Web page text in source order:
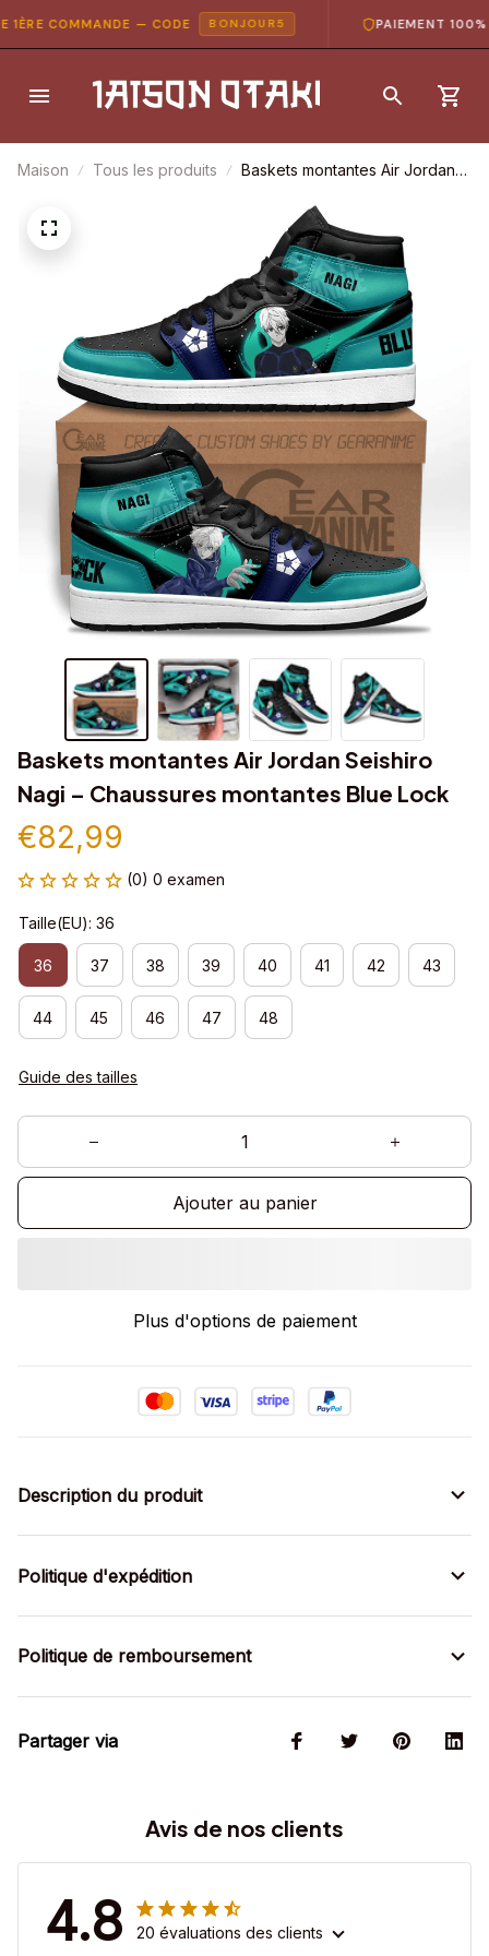
COMMANDE — CODE BONJOUR5 PAIEMENT 100%
Maison Tous les produits
Baskets montantes Air Jordan
montantes Blue Lock
Baskets montantes Air Jordan Seishiro
Nagi – Chaussures montantes Blue Lock
€82,99
(0) 0 examen
Taille(EU): 36
36 37 38 39 40 41 42 43
44 45 46 47 48
Guide des tailles
Ajouter au panier
Plus d'options de paiement
Description du produit
Politique d'expédition
Politique de remboursement
Partager via
Avis de nos clients
4.8 20 évaluations des clients